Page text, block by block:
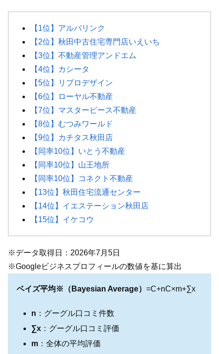
【1位】アルバリンク
【2位】秋田中古住宅専門店いえいち
【3位】不動産管理アンドエム
【4位】カシータ
【5位】リプロデザイン
【6位】ローヤル不動産
【7位】マスターピース不動産
【8位】むつみワールド
【9位】カチタス秋田店
【同率10位】いとう不動産
【同率10位】山王地所
【同率10位】コネクト不動産
【13位】秋田住宅流通センター
【14位】イエステーション秋田店
【15位】イケコウ
※データ取得日：2026年7月5日
※Googleビジネスプロフィールの数値を基に算出
ベイズ平均※（Bayesian Average）=C+nC×m+∑x
n ：グーグル口コミ件数
∑x：グーグル口コミ評価
m：全体の平均評価